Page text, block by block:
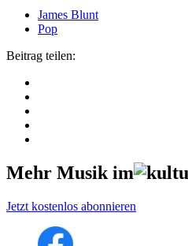
James Blunt
Pop
Beitrag teilen:
Mehr Musik im
Jetzt kostenlos abonnieren